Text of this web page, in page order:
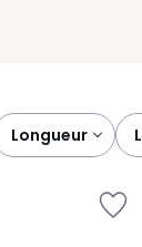
longueur